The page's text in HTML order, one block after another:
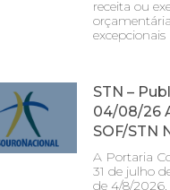
receita ou
excepcionais
STN –
04/08/26
SOF/STN
A Portaria
31 de julho
de 4/8/2026,